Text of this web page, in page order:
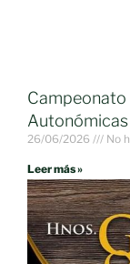
Campeonato
Autonómicas
26/06/2026 No
Leer más »